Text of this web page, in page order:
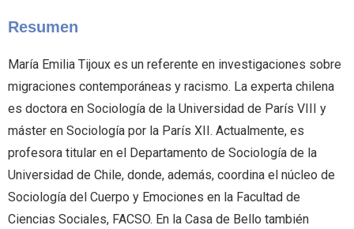
Resumen
María Emilia Tijoux es un referente en investigaciones sobre
migraciones contemporáneas y racismo. La experta chilena
es doctora en Sociología de la Universidad de París VIII y
máster en Sociología por la París XII. Actualmente, es
profesora titular en el Departamento de Sociología de la
Universidad de Chile, donde, además, coordina el núcleo de
Sociología del Cuerpo y Emociones en la Facultad de
Ciencias Sociales, FACSO. En la Casa de Bello también